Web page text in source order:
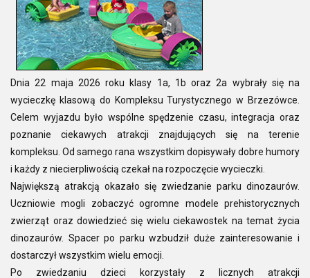
Dnia 22 maja 2026 roku klasy 1a, 1b oraz 2a wybrały się na
wycieczkę klasową do Kompleksu Turystycznego w Brzezówce.
Celem wyjazdu było wspólne spędzenie czasu, integracja oraz
poznanie ciekawych atrakcji znajdujących się na terenie
kompleksu. Od samego rana wszystkim dopisywały dobre humory
i każdy z niecierpliwością czekał na rozpoczęcie wycieczki.
Największą atrakcją okazało się zwiedzanie parku dinozaurów.
Uczniowie mogli zobaczyć ogromne modele prehistorycznych
zwierząt oraz dowiedzieć się wielu ciekawostek na temat życia
dinozaurów. Spacer po parku wzbudził duże zainteresowanie i
dostarczył wszystkim wielu emocji.
Po zwiedzaniu dzieci korzystały z licznych atrakcji